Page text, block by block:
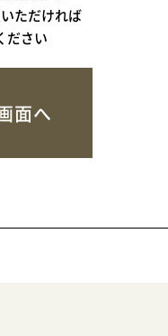
ただければ
ださい